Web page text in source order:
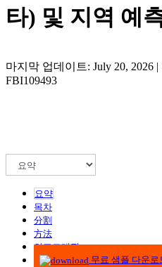
타) 및 지역 예
마지막 업데이트: July 20, 2026
FBI109493
요약
목차
分割
方法
인포그래픽
무료 샘플 다운로